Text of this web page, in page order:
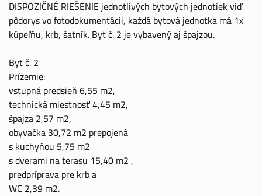
DISPOZIČNÉ RIEŠENIE jednotlivých bytových jednotiek viď
pôdorys vo fotodokumentácii, každá bytová jednotka má 1x
kúpeľňu, krb, šatník. Byt č. 2 je vybavený aj špajzou.
Byt č. 2
Prízemie:
vstupná predsieň 6,55 m2,
technická miestnosť 4,45 m2,
špajza 2,57 m2,
obyvačka 30,72 m2 prepojená
s kuchyňou 5,75 m2
s dverami na terasu 15,40 m2 ,
predpríprava pre krb a
WC 2,39 m2.